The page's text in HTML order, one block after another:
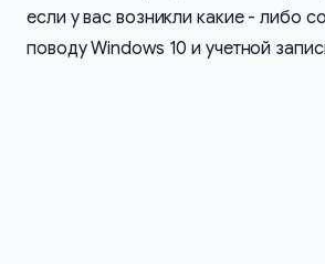
если у вас возникли какие - либо
поводу Windows 10 и учетной